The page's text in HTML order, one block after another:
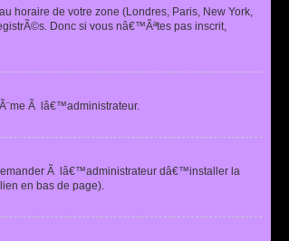
horaire de votre zone (Londres, Paris, New York,
Donc si vous nâ€™Ãªtes pas inscrit,
Ã lâ€™administrateur.
Ã lâ€™administrateur dâ€™installer la
en bas de page).